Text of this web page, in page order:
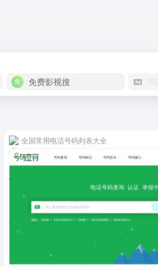
免费影视搜
全国常用电话号码列表大全